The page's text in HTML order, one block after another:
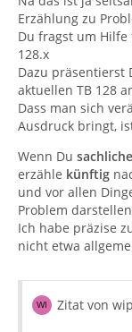
Erzählung zu
Du fragst um
128.x
Dazu präsentierst
aktuellen TB 128
Dass man sich
Ausdruck bringt,
Wenn Du sachliche
erzähle künftig
und vor allen
Problem
Ich habe präzise
nicht etwa
Zitat von